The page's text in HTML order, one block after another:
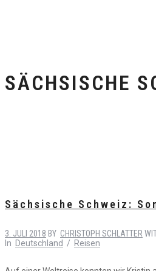
SÄCHSISCHE
Sächsische Schweiz:
3. JULI 2018 BY CHRISTOPH SCHLATTER
In Deutschland / Reisen